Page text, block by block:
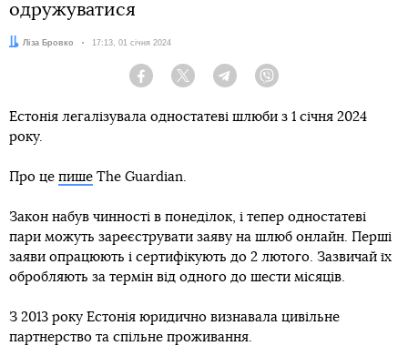
одружуватися
Автор:
Ліза Бровко Дата:
17:13, 01 січня 2024
Facebook Twitter Telegram
Естонія легалізувала одностатеві шлюби з 1 січня 2024
року.
Про це пише The Guardian.
Закон набув чинності в понеділок, і тепер одностатеві
пари можуть зареєструвати заяву на шлюб онлайн. Перші
заяви опрацюють і сертифікують до 2 лютого. Зазвичай їх
обробляють за термін від одного до шести місяців.
З 2013 року Естонія юридично визнавала цивільне
партнерство та спільне проживання.